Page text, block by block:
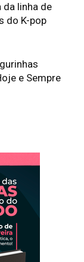
da linha de
do K-pop
e Sempre